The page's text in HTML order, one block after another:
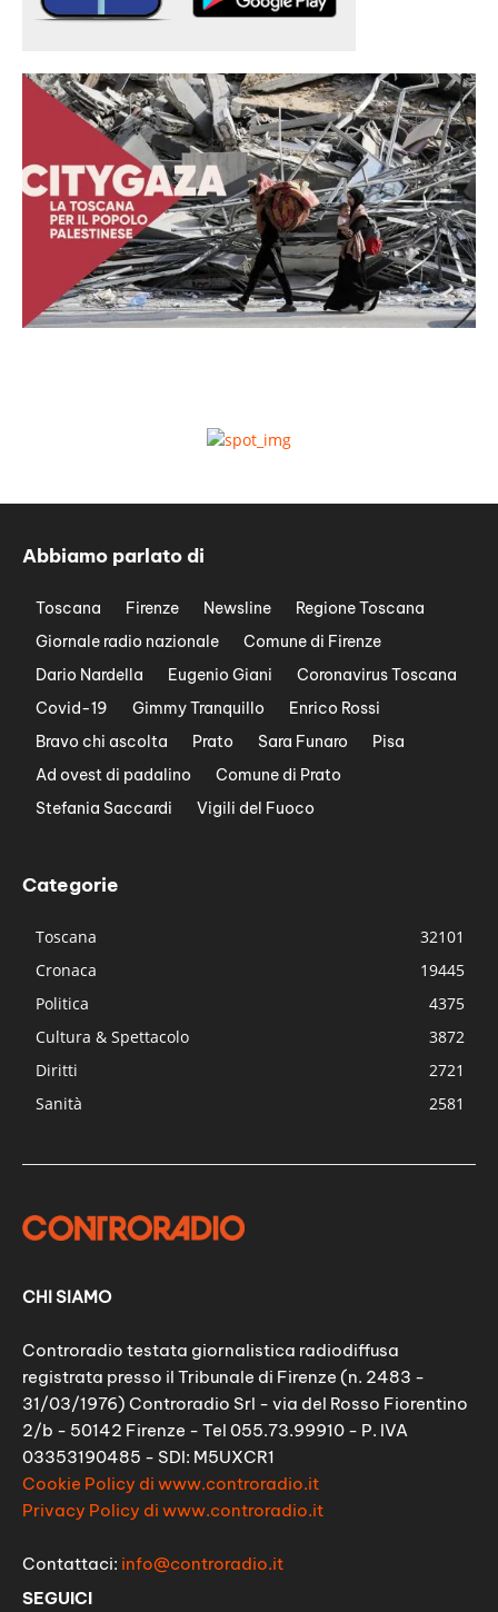
Abbiamo parlato di
Toscana Firenze Newsline
Regione Toscana
Giornale radio nazionale
Comune di Firenze
Dario Nardella
Eugenio Giani
Coronavirus Toscana
Covid-19
Gimmy Tranquillo
Enrico Rossi
Bravo chi ascolta
Prato Sara Funaro
Pisa
Ad ovest di padalino
Comune di Prato
Stefania Saccardi
Vigili del Fuoco
Categorie
Toscana
32101
Cronaca
19445
Politica
4375
Cultura & Spettacolo
3872
Diritti
2721
Sanità
2581
CHI SIAMO
Controradio testata giornalistica radiodiffusa
registrata presso il Tribunale di Firenze (n. 2483 -
31/03/1976) Controradio Srl - via del Rosso Fiorentino
2/b - 50142 Firenze - Tel 055.73.99910 - P. IVA
03353190485 - SDI: M5UXCR1
Cookie Policy di www.controradio.it
Privacy Policy di www.controradio.it
Contattaci: info@controradio.it
SEGUICI